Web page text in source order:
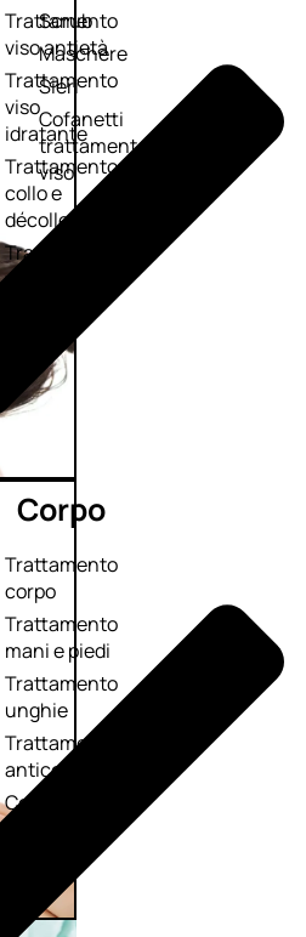
Trattamento
viso antietà
Trattamento
viso
idratante
Trattamento
collo e
décolleté
Trattamento
viso BB e CC
Scrub
Maschere
Sieri
Cofanetti
trattamento
viso
Corpo
Trattamento
corpo
Trattamento
mani e piedi
Trattamento
unghie
Trattamento
anticellulite
Cofanetti